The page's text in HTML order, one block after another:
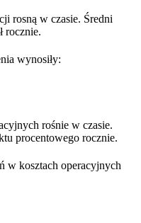
rosną w czasie. Średni
rocznie.
wynosiły:
rośnie w czasie.
procentowego rocznie.
w kosztach operacyjnych